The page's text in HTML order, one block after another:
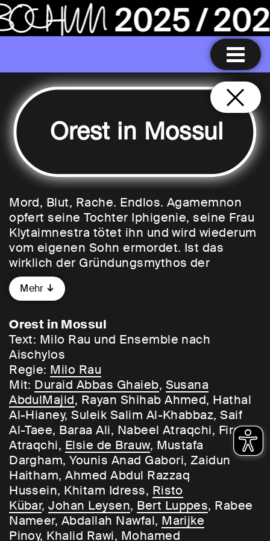
Orest in Mossul
Mord, Blut, Rache. Endlos. Agamemnon
opfert seine Tochter Iphigenie, seine Frau
Klytaimnestra tötet ihn und wird wiederum
vom eigenen Sohn ermordet. Ist das
wirklich der Gründungsmythos der
westlichen Zivilisation? Der Schweizer
Regisseur Milo Rau, vielfach preisgekrönt,
Tragödie mit aktuellen politischen
Konflikten. Mit einem internationalen
Ensemble inszeniert er eine
unserer Zeit, geprobt und inszeniert in
Europa und im Irak. Und fragt: Ist es
möglich, die scheinbar nicht endende
Kette der Gewalt zu durchbrechen?
Wir spielen die Aufführung im Original in
niederländischer, arabischer und
englischer Sprache mit deutschen und
englischen Übertiteln.
Mehr
Orest in Mossul
Text: Milo Rau und Ensemble nach
Aischylos
Regie: Milo Rau
Mit: Duraid Abbas Ghaieb, Susana
AbdulMajid, Rayan Shihab Ahmed, Hathal
Al-Hianey, Suleik Salim Al-Khabbaz, Saif
Al-Taee, Baraa Ali, Nabeel Atraqchi, Firas
Atraqchi, Elsie de Brauw, Mustafa
Dargham, Younis Anad Gabori, Zaidun
Haitham, Ahmed Abdul Razzaq
Hussein, Khitam Idress, Risto
Kübar,Johan Leysen, Bert Luppes, Rabee
Nameer, Abdallah Nawfal, Marijke
Pinoy, Khalid Rawi, Mohamed